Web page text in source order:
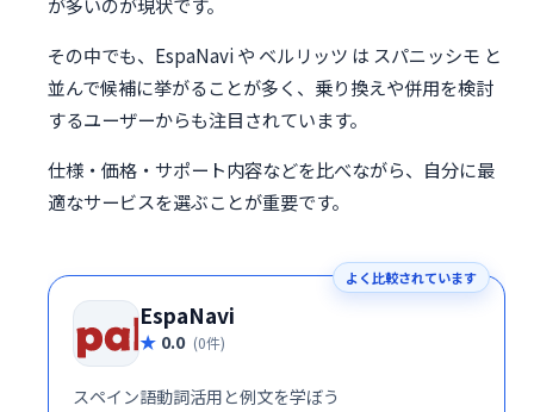
その中でも、EspaNavi や ベルリッツ は スパニッシモ と
並んで候補に挙がることが多く、乗り換えや併用を検討
するユーザーからも注目されています。
仕様・価格・サポート内容などを比べながら、自分に最
適なサービスを選ぶことが重要です。
よく比較されています
EspaNavi
0.0 (0件)
スペイン語動詞活用と例文を学ぼう